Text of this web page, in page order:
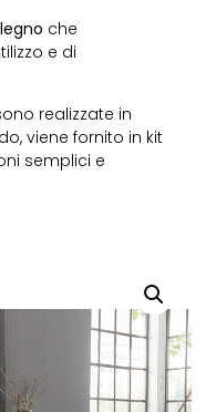
che
e di
realizzate in
viene fornito in kit
semplici e